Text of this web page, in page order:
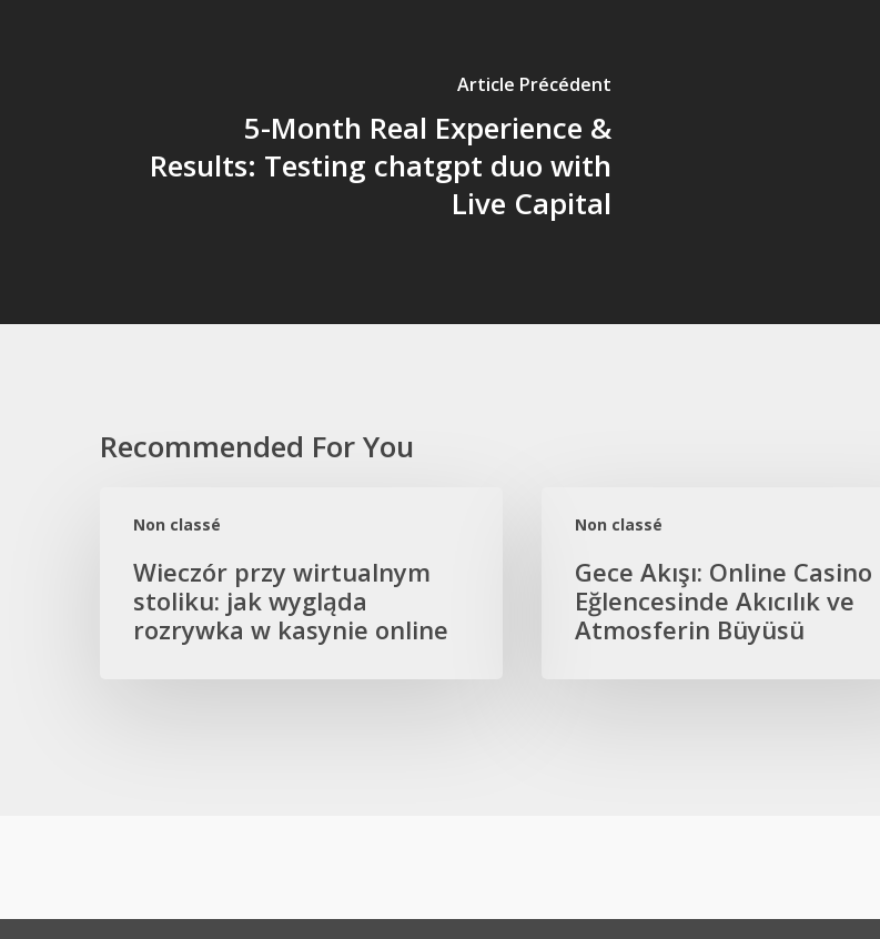
Article Précédent
5-Month Real Experience &
Results: Testing chatgpt duo with
Live Capital
Recommended For You
Non classé
przy
stoliku:
wygląda
Wieczór przy wirtualnym
stoliku: jak wygląda
rozrywka w kasynie online
Non classé
Akışı:
Casino
Eğlencesinde
Akıcılık
Atmosferin
Gece Akışı: Online Casino
Eğlencesinde Akıcılık ve
Atmosferin Büyüsü